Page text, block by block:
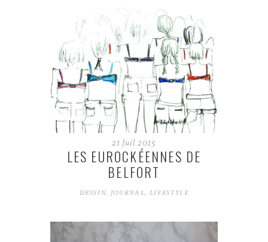
21 Juil 2015
LES EUROCKÉENNES DE
BELFORT
DESSIN, JOURNAL, LIFESTYLE